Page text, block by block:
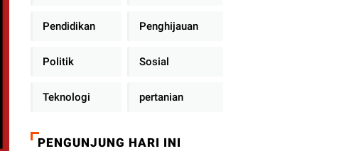
Pendidikan Penghijauan
Politik Sosial
Teknologi pertanian
PENGUNJUNG HARI INI